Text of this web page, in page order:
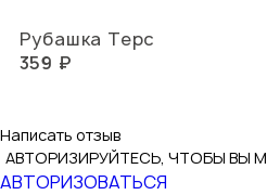
Рубашка Терс
359 ₽
Написать отзыв
АВТОРИЗИРУЙТЕСЬ, ЧТОБЫ ВЫ
АВТОРИЗОВАТЬСЯ